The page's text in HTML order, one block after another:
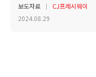
보도자료
CJ프레시웨이
2024.08.29